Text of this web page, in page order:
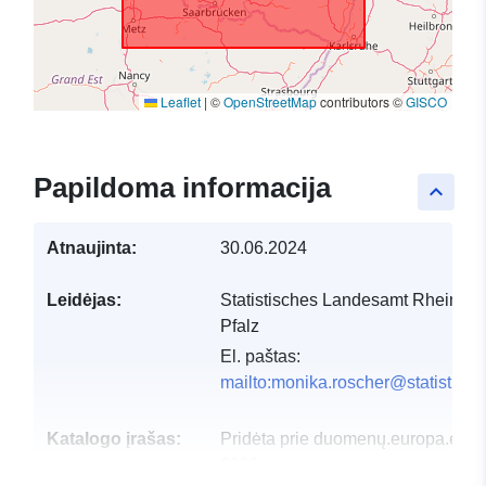
Leaflet | ©OpenStreetMapcontributors ©GISCO
keyboard_arrow_up
Papildoma informacija
Atnaujinta: 30.06.2024
Leidėjas:
Statistisches Landesamt
Pfalz
El. paštas:
Katalogo įrašas: Pridėta prie duomenų.europa.eu: